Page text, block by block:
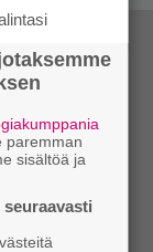
paremman
sisältöä ja